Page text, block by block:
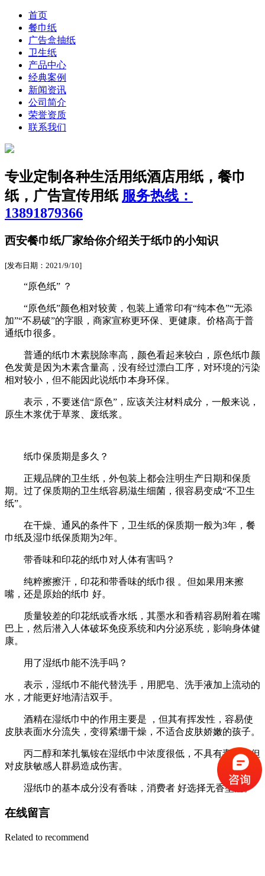
首页
餐巾纸
广告盒抽纸
卫生纸
产品中心
经典案例
新闻资讯
公司简介
荣誉资质
联系我们
专业定制各种生活用纸酒店用纸，餐巾
纸，广告宣传用纸 服务热线：
13891879366
西安餐巾纸厂家给你介绍关于纸巾的小知识
[发布日期：2021/9/10]
“原色纸” ？
“原色纸”颜色相对较黄，包装上通常印有“纯本色”“无添
加”“不易破”的字眼，商家宣称更环保、更健康。价格高于普
通纸巾很多。
普通的纸巾木素脱除率高，颜色看起来较白，原色纸巾颜
色发黄是因为木素含量高，没有经过漂白工序，对环境的污染
相对较小，但不能因此说纸巾本身环保。
表示，不要迷信“原色”，应该关注材料成分，一般来说，
原生木浆优于草浆、废纸浆。
纸巾保质期是多久？
正规品牌的卫生纸，外包装上都会注明生产日期和保质
期。过了保质期的卫生纸容易滋生细菌，很容易变成“不卫生
纸”。
在干燥、通风的条件下，卫生纸的保质期一般为3年，餐
巾纸及湿巾纸保质期为2年。
带香味和印花的纸巾对人体有害吗？
纯粹擦擦汗，印花和带香味的纸巾很 。但如果用来擦
嘴，还是原始的纸巾 好。
质量较差的印花纸或香水纸，其墨水和香精容易附着在嘴
巴上，然后潜入人体破坏免疫系统和内分泌系统，影响身体健
康。
用了湿纸巾能不洗手吗？
表示，湿纸巾不能代替洗手，用肥皂、洗手液加上流动的
水，才能更好地清洁双手。
酒精在湿纸巾中的作用主要是 ，但其有挥发性，容易使
皮肤表面水分流失，变得紧绷干燥，不适合皮肤娇嫩的孩子。
丙二醇和苯扎氯铵在湿纸巾中浓度很低，不具有毒性，但
对皮肤敏感人群易造成伤害。
湿纸巾的基本成分没有香味，消费者 好选择无香型的。
在线留言
Related to recommend